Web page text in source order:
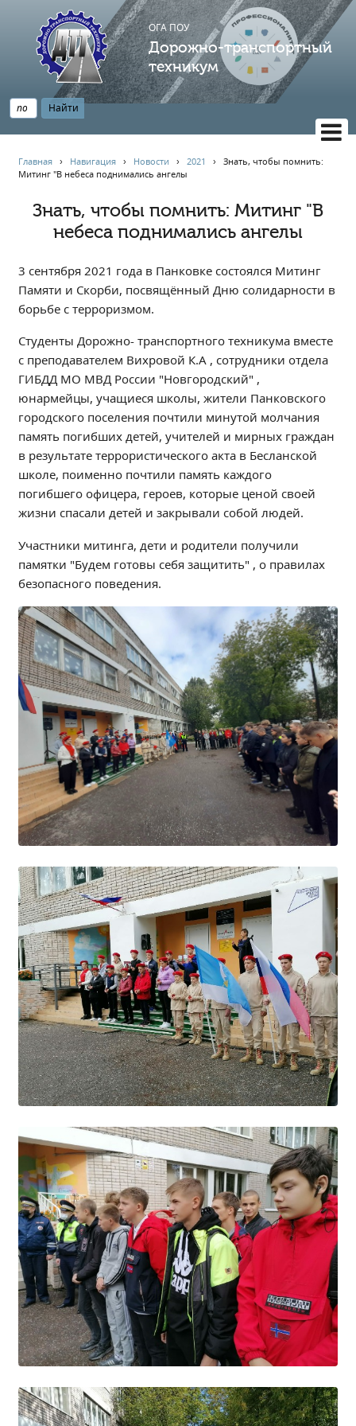
ОГА ПОУ
Дорожно-транспортный
техникум
НАВИГАЦИЯ
Главная
Профессионалитет
Опрос по качеству образования
Новости
Информация
Независимая оценка качества
Профориентация
Обращения онлайн
Контакты
Региональный центр по профилактике ДДТТ
Учебно-производственный комплекс
Центр карьеры
Всероссийское чемпионатное движение
Региональная инновационная площадка
СВЕДЕНИЯ ОБ ОБРАЗОВАТЕЛЬНОЙ ОРГАНИЗАЦИИ
Основные сведения
Структура и органы управления образовательной
организацией
Документы
Образование
Образовательные стандарты и требования
Руководство
Педагогический состав
Материально-техническое обеспечение и
оснащенность образовательного процесса.
Стипендии и меры поддержки обучающихся
Платные образовательные услуги
Финансово-хозяйственная деятельность
Вакантные места для приёма (перевода)
Международное сотрудничество
Организация питания в образовательной
организации
УЧЕБНАЯ РАБОТА
Расписание занятий
Заочное отделение
Локальные акты
ВОСПИТАТЕЛЬНАЯ РАБОТА
Безопасность на железной дороге
ГТО
Дополнительное образование
Информационная безопасность
Информация для детей-сирот
Памятные даты военной истории
Пожарная безопасность
Программа воспитания
Профилактическая работа
Работа педагога-психолога
Главная › Навигация › Новости ›2021 ›️Знать, чтобы помнить:
Митинг "В небеса поднимались ангелы
️Знать, чтобы помнить: Митинг "В
небеса поднимались ангелы
3 сентября 2021 года в Панковке состоялся Митинг
Памяти и Скорби, посвящённый Дню солидарности в
борьбе с терроризмом.
Студенты Дорожно- транспортного техникума вместе
с преподавателем Вихровой К.А , сотрудники отдела
ГИБДД МО МВД России "Новгородский" ,
юнармейцы, учащиеся школы, жители Панковского
городского поселения почтили минутой молчания
память погибших детей, учителей и мирных граждан
в результате террористического акта в Бесланской
школе, поименно почтили память каждого
погибшего офицера, героев, которые ценой своей
жизни спасали детей и закрывали собой людей.
Участники митинга, дети и родители получили
памятки "Будем готовы себя защитить" , о правилах
безопасного поведения.